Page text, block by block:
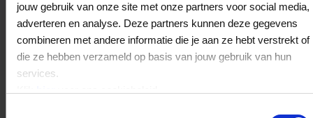
jouw gebruik van onze site met onze partners voor social media,
adverteren en analyse. Deze partners kunnen deze gegevens
combineren met andere informatie die je aan ze hebt verstrekt of
die ze hebben verzameld op basis van jouw gebruik van hun
services.
Vitae Wellnessresort Roosendaal
De Stok 6
4703SZ
Roosendaal
Veelgestelde Vragen